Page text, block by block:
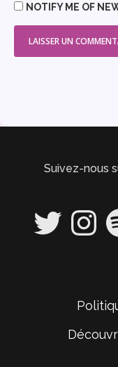
NOTIFY ME OF
Suivez-nous
Twitter Instagram